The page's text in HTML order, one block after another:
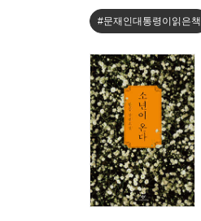
#문재인대통령이읽은책